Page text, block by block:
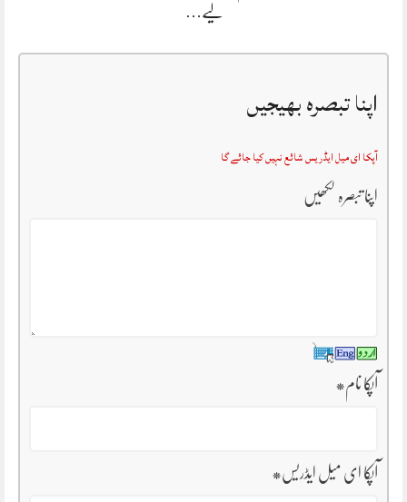
لیے…
اپنا تبصرہ بھیجیں
آپکا ای میل ایڈریس شائع نہیں کیا جائے گا
اپنا تبصرہ لکھیں
آپکا نام*
آپکا ای میل ایڈریس*